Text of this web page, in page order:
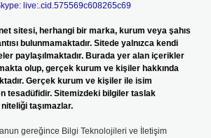
live:.cid.575569c608265c69
sitesi, herhangi bir marka, kurum veya şahıs
bulunmamaktadır. Sitede yalnızca kendi
paylaşılmaktadır. Burada yer alan içerikler
olup, gerçek kurum ve kişiler hakkında
Gerçek kurum ve kişiler ile isim
tesadüfidir. Sitemizdeki bilgiler taslak
taşımazlar.
gereğince Bilgi Teknolojileri ve İletişim